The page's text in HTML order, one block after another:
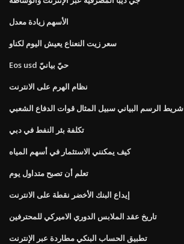
الأسهم زيادة معدل
سعر زيت النعناع يعيش اليوم لكناو
Eos usd حيّ بيانيّ
نظام الهرم على الانترنت
شريط الرسم البياني سبيل المثال قوات الدفاع الشعبي
تكلفة بئر النفط في دبي
كيف يمكنني الاستثمار في أسهم المياه
تعلم أن تصبح متداول يوم
إيداع البنك الأخضر نقطة على الانترنت
تاريخ عقد الملابس الدوري الاميركي للمحترفين
تطبيق الحساب البنكي مطاردة عبر الإنترنت